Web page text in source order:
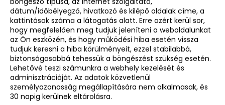
dátum/időbélyegző, hivatkozó és kilépő oldalak címe, a
kattintások száma a látogatás alatt. Erre azért kerül sor,
hogy megfelelően meg tudjuk jeleníteni a weboldalunkat
az Ön eszközén, és hogy működési hiba esetén vissza
tudjuk keresni a hiba körülményeit, ezzel stabilabbá,
biztonságosabbá tehessük a böngészést szükség esetén.
Lehetővé teszi számunkra a webhely kezelését és
adminisztrációját. Az adatok közvetlenül
személyazonosság megállapítására nem alkalmasak, és
30 napig kerülnek eltárolásra.